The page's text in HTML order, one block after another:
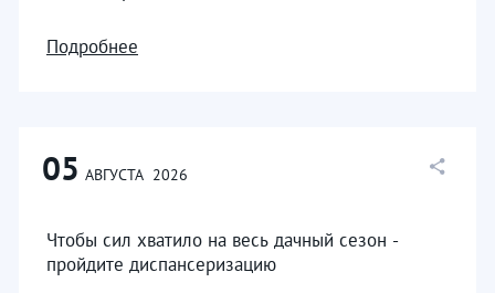
Подробнее
05 АВГУСТА 2026
Чтобы сил хватило на весь дачный сезон -
пройдите диспансеризацию